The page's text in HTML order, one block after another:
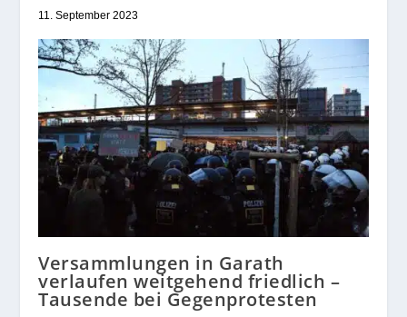
11. September 2023
Versammlungen in Garath
verlaufen weitgehend friedlich –
Tausende bei Gegenprotesten